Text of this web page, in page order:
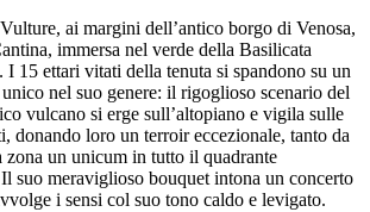
ai margini dell’antico borgo di Venosa,
immersa nel verde della Basilicata
I 15 ettari vitati della tenuta si spandono su un
nel suo genere: il rigoglioso scenario del
vulcano si erge sull’altopiano e vigila sulle
donando loro un terroir eccezionale, tanto da
zona un unicum in tutto il quadrante
suo meraviglioso bouquet intona un concerto
i sensi col suo tono caldo e levigato.